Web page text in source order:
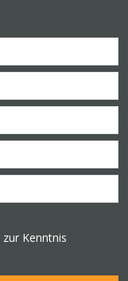
zur Kenntnis